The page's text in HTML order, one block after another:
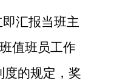
即汇报当班主
值班员工作
的规定， 奖